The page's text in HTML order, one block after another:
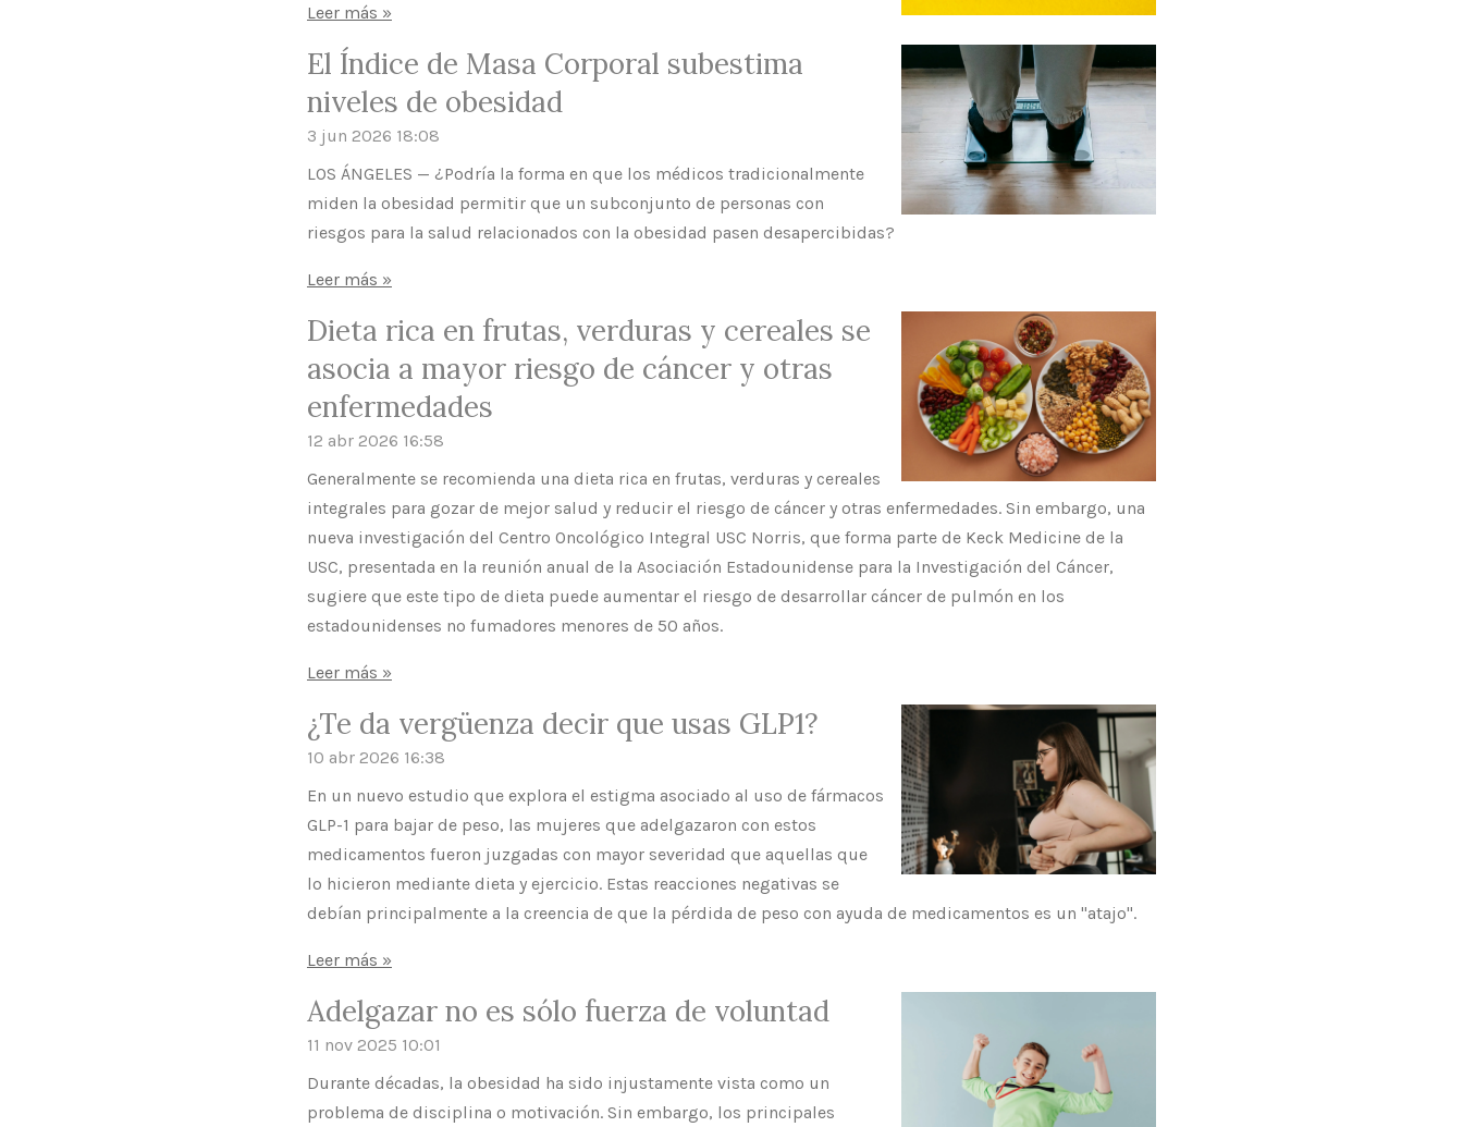
Leer más »
El Índice de Masa Corporal subestima
niveles de obesidad
3 jun 2026 18:08
LOS ÁNGELES — ¿Podría la forma en que los médicos tradicionalmente
miden la obesidad permitir que un subconjunto de personas con
riesgos para la salud relacionados con la obesidad pasen desapercibidas?
Leer más »
Dieta rica en frutas, verduras y cereales se
asocia a mayor riesgo de cáncer y otras
enfermedades
12 abr 2026 16:58
Generalmente se recomienda una dieta rica en frutas, verduras y cereales
integrales para gozar de mejor salud y reducir el riesgo de cáncer y otras enfermedades. Sin embargo, una
nueva investigación del Centro Oncológico Integral USC Norris, que forma parte de Keck Medicine de la
USC, presentada en la reunión anual de la Asociación Estadounidense para la Investigación del Cáncer,
sugiere que este tipo de dieta puede aumentar el riesgo de desarrollar cáncer de pulmón en los
estadounidenses no fumadores menores de 50 años.
Leer más »
¿Te da vergüenza decir que usas GLP1?
10 abr 2026 16:38
En un nuevo estudio que explora el estigma asociado al uso de fármacos
GLP-1 para bajar de peso, las mujeres que adelgazaron con estos
medicamentos fueron juzgadas con mayor severidad que aquellas que
lo hicieron mediante dieta y ejercicio. Estas reacciones negativas se
debían principalmente a la creencia de que la pérdida de peso con ayuda de medicamentos es un "atajo".
Leer más »
Adelgazar no es sólo fuerza de voluntad
11 nov 2025 10:01
Durante décadas, la obesidad ha sido injustamente vista como un
problema de disciplina o motivación. Sin embargo, los principales